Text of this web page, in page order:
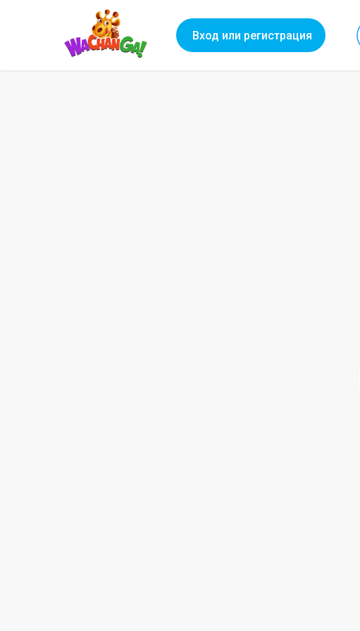
Вход или регистрация